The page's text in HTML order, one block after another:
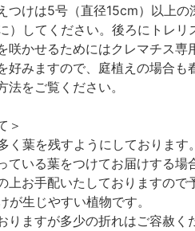
つけは5号（直径15cm）以上
）してください。後ろにトレ
咲かせるためにはクレマチス
好みますので、庭植えの場合も
をご覧ください。
＞
葉を残すようにしております。
いる葉をつけてお届けする場
お手配いたしておりますので
生じやすい植物です。
ますが多少の折れはご容赦く